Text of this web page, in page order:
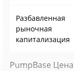
Разбавленная
рыночная
капитализация
PumpBase